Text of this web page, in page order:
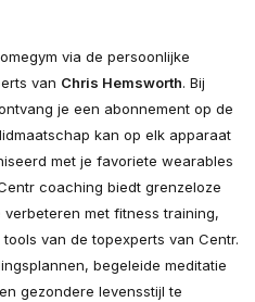
via de persoonlijke
van Chris Hemsworth. Bij
je een abonnement op de
kan op elk apparaat
met je favoriete wearables
coaching biedt grenzeloze
met fitness training,
van de topexperts van Centr.
begeleide meditatie
gezondere levensstijl te